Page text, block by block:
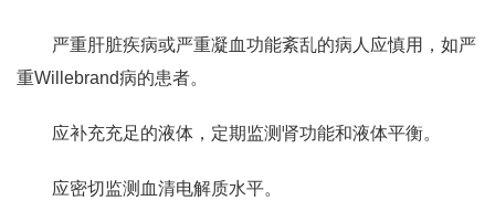
严重肝脏疾病或严重凝血功能紊乱的病人应慎用，如严
重Willebrand病的患者。
应补充充足的液体，定期监测肾功能和液体平衡。
应密切监测血清电解质水平。